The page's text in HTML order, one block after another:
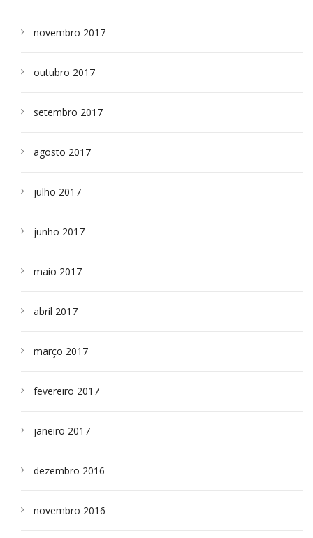
novembro 2017
outubro 2017
setembro 2017
agosto 2017
julho 2017
junho 2017
maio 2017
abril 2017
março 2017
fevereiro 2017
janeiro 2017
dezembro 2016
novembro 2016